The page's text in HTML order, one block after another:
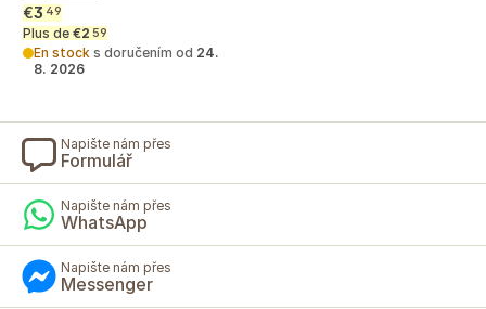
€3 49
Plus de €2 59
En stock s doručením od 24.
8. 2026
Napište nám přes
Formulář
Napište nám přes
WhatsApp
Napište nám přes
Messenger